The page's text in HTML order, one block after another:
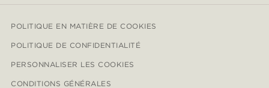
POLITIQUE EN MATIÈRE DE COOKIES
POLITIQUE DE CONFIDENTIALITÉ
PERSONNALISER LES COOKIES
CONDITIONS GÉNÉRALES